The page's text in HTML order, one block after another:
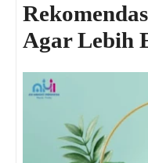
Agar Lebih